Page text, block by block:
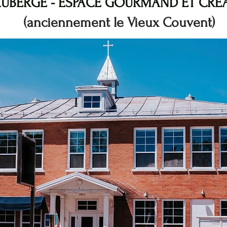
(anciennement le Vieux Couvent)